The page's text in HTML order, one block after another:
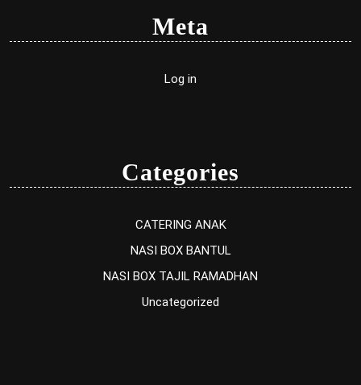
Meta
Log in
Categories
CATERING ANAK
NASI BOX BANTUL
NASI BOX TAJIL RAMADHAN
Uncategorized